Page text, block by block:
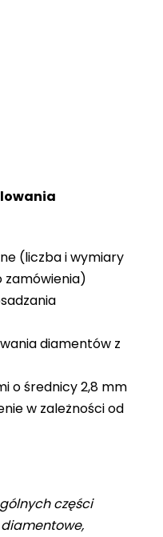
(liczba i wymiary
zamówienia)
diamentów z
o średnicy 2,8 mm
w zależności od
części